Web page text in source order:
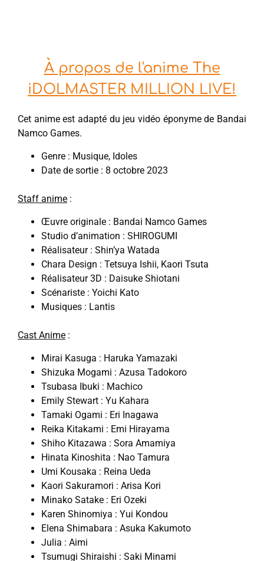
À propos de l'anime The
iDOLMASTER MILLION LIVE!
Cet anime est adapté du jeu vidéo éponyme de Bandai
Namco Games.
Genre : Musique, Idoles
Date de sortie : 8 octobre 2023
Staff anime :
Œuvre originale : Bandai Namco Games
Studio d’animation : SHIROGUMI
Réalisateur : Shin’ya Watada
Chara Design : Tetsuya Ishii, Kaori Tsuta
Réalisateur 3D : Daisuke Shiotani
Scénariste : Yoichi Kato
Musiques : Lantis
Cast Anime :
Mirai Kasuga : Haruka Yamazaki
Shizuka Mogami : Azusa Tadokoro
Tsubasa Ibuki : Machico
Emily Stewart : Yu Kahara
Tamaki Ogami : Eri Inagawa
Reika Kitakami : Emi Hirayama
Shiho Kitazawa : Sora Amamiya
Hinata Kinoshita : Nao Tamura
Umi Kousaka : Reina Ueda
Kaori Sakuramori : Arisa Kori
Minako Satake : Eri Ozeki
Karen Shinomiya : Yui Kondou
Elena Shimabara : Asuka Kakumoto
Julia : Aimi
Tsumugi Shiraishi : Saki Minami